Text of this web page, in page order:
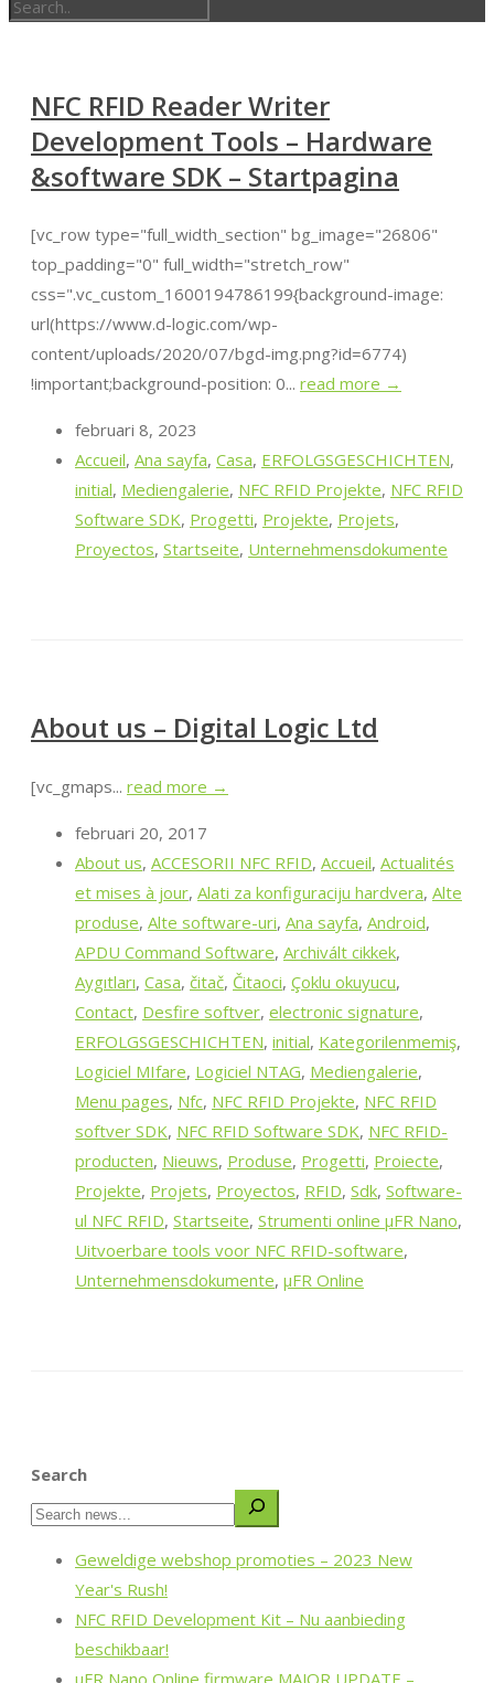
NFC RFID Reader Writer
Development Tools – Hardware
&software SDK – Startpagina
[vc_row type="full_width_section" bg_image="26806"
top_padding="0" full_width="stretch_row"
css=".vc_custom_1600194786199{background-image:
url(https://www.d-logic.com/wp-
content/uploads/2020/07/bgd-img.png?id=6774)
!important;background-position: 0... read more →
februari 8, 2023
Accueil, Ana sayfa, Casa, ERFOLGSGESCHICHTEN,
initial, Mediengalerie, NFC RFID Projekte, NFC RFID
Software SDK, Progetti, Projekte, Projets,
Proyectos, Startseite, Unternehmensdokumente
About us – Digital Logic Ltd
[vc_gmaps... read more →
februari 20, 2017
About us, ACCESORII NFC RFID, Accueil, Actualités
et mises à jour, Alati za konfiguraciju hardvera, Alte
produse, Alte software-uri, Ana sayfa, Android,
APDU Command Software, Archivált cikkek,
Aygıtları, Casa, čitač, Čitaoci, Çoklu okuyucu,
Contact, Desfire softver, electronic signature,
ERFOLGSGESCHICHTEN, initial, Kategorilenmemiş,
Logiciel MIfare, Logiciel NTAG, Mediengalerie,
Menu pages, Nfc, NFC RFID Projekte, NFC RFID
softver SDK, NFC RFID Software SDK, NFC RFID-
producten, Nieuws, Produse, Progetti, Proiecte,
Projekte, Projets, Proyectos, RFID, Sdk, Software-
ul NFC RFID, Startseite, Strumenti online μFR Nano,
Uitvoerbare tools voor NFC RFID-software,
Unternehmensdokumente, µFR Online
Search
Geweldige webshop promoties – 2023 New
Year's Rush!
NFC RFID Development Kit – Nu aanbieding
beschikbaar!
uFR Nano Online firmware MAJOR UPDATE –